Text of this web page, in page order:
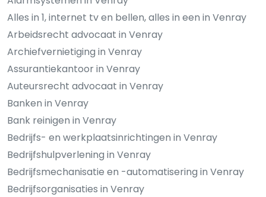
Alles in 1, internet tv en bellen, alles in een in Venray
Arbeidsrecht advocaat in Venray
Archiefvernietiging in Venray
Assurantiekantoor in Venray
Auteursrecht advocaat in Venray
Banken in Venray
Bank reinigen in Venray
Bedrijfs- en werkplaatsinrichtingen in Venray
Bedrijfshulpverlening in Venray
Bedrijfsmechanisatie en -automatisering in Venray
Bedrijfsorganisaties in Venray